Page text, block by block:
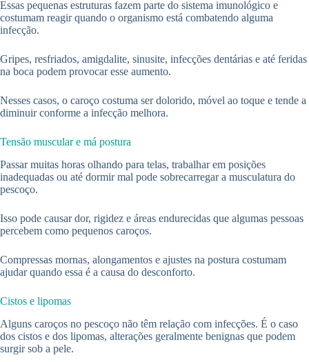
Essas pequenas estruturas fazem parte do sistema imunológico e
costumam reagir quando o organismo está combatendo alguma
infecção.
Gripes, resfriados, amigdalite, sinusite, infecções dentárias e até feridas
na boca podem provocar esse aumento.
Nesses casos, o caroço costuma ser dolorido, móvel ao toque e tende a
diminuir conforme a infecção melhora.
Tensão muscular e má postura
Passar muitas horas olhando para telas, trabalhar em posições
inadequadas ou até dormir mal pode sobrecarregar a musculatura do
pescoço.
Isso pode causar dor, rigidez e áreas endurecidas que algumas pessoas
percebem como pequenos caroços.
Compressas mornas, alongamentos e ajustes na postura costumam
ajudar quando essa é a causa do desconforto.
Cistos e lipomas
Alguns caroços no pescoço não têm relação com infecções. É o caso
dos cistos e dos lipomas, alterações geralmente benignas que podem
surgir sob a pele.